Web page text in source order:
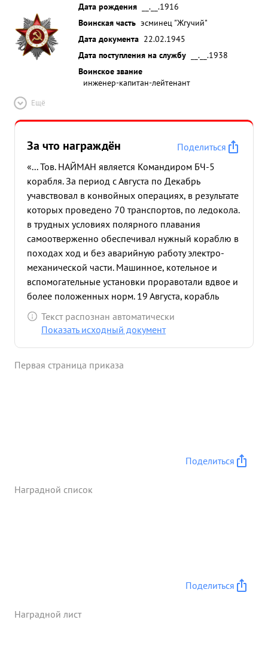
Дата рождения
__.__.1916
Воинская часть эсминец "Жгучий"
Дата документа 22.02.1945
Дата поступления на службу
__.__.1938
Воинское звание
инженер-капитан-лейтенант
Ещё
За что награждён
Поделиться
«... Тов. НАЙМАН является Командиром БЧ-5
корабля. За период с Августа по Декабрь
учавствовал в конвойных операциях, в результате
которых проведено 70 транспортов, по ледокола.
в трудных условиях полярного плавания
самоотверженно обеспечивал нужный кораблю в
походах ход и без аварийную работу электро-
механической части. Машинное, котельное и
вспомогательные установки проравотали вдвое и
более положенных норм. 19 Августа, корабль
попал в шторм и в корпусе появились трещины.
Отлично руководя аварийными партиями он
обеспечивал нужную живучесть кораблю. ...»
Текст распознан автоматически
Показать исходный документ
Первая страница приказа
Поделиться
Наградной список
Поделиться
Наградной лист